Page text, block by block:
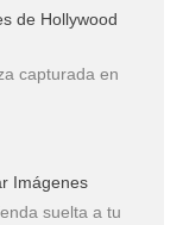
de Hollywood
capturada en
Imágenes
suelta a tu